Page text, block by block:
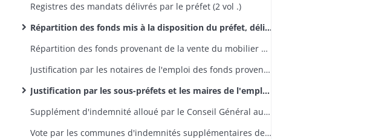
Registres des mandats délivrés par le préfet (2 vol .)
Répartition des fonds mis à la disposition du préfet, délivrance des mandats par le préfet
Répartition des fonds provenant de la vente du mobilier des casernes
Justification par les notaires de l'emploi des fonds provenant de la vente du mobilier des casernes
Justification par les sous-préfets et les maires de l'emploi des fonds mis à leur disposition (réponses à la circulaire préfectorale du 22 mars 1819 et états de répartition des indemnités de logement entre les habitants)
Supplément d'indemnité alloué par le Conseil Général aux habitants ayant logé des officiers
Vote par les communes d'indemnités supplémentaires de logement en faveur des habitants qui logent des officiers ne faisant pas partie de l'état-major général (en exécution de l'arrêté préfectoral du 23 janvier 1818)